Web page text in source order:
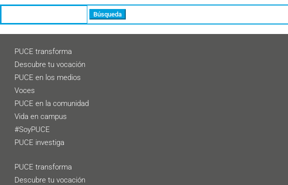
PUCE transforma
Descubre tu vocación
PUCE en los medios
Voces
PUCE en la comunidad
Vida en campus
#SoyPUCE
PUCE investiga
PUCE transforma
Descubre tu vocación